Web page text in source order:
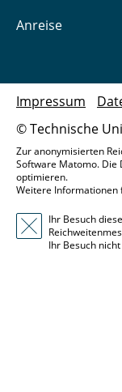
Anreise
© Technische
Impressum
Zur anonymisierten
Software Matomo. Die
optimieren.
Weitere Informationen
Ihr Besuch
Ihr Besuch